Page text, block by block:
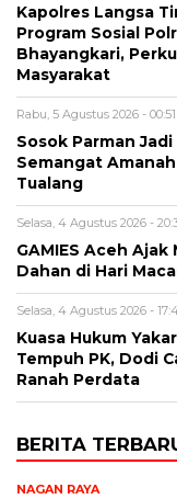
Kapolres Langsa
Program Sosial
Bhayangkari,
Masyarakat
Rabu, 5 Agustus 2026 -
Sosok Parman
Semangat
Tualang
Selasa, 4 Agustus 2026 -
GAMIES Aceh
Dahan di Hari
Selasa, 4 Agustus 2026 -
Kuasa Hukum
Tempuh PK, Dodi
Ranah Perdata
BERITA
NAGAN RAYA